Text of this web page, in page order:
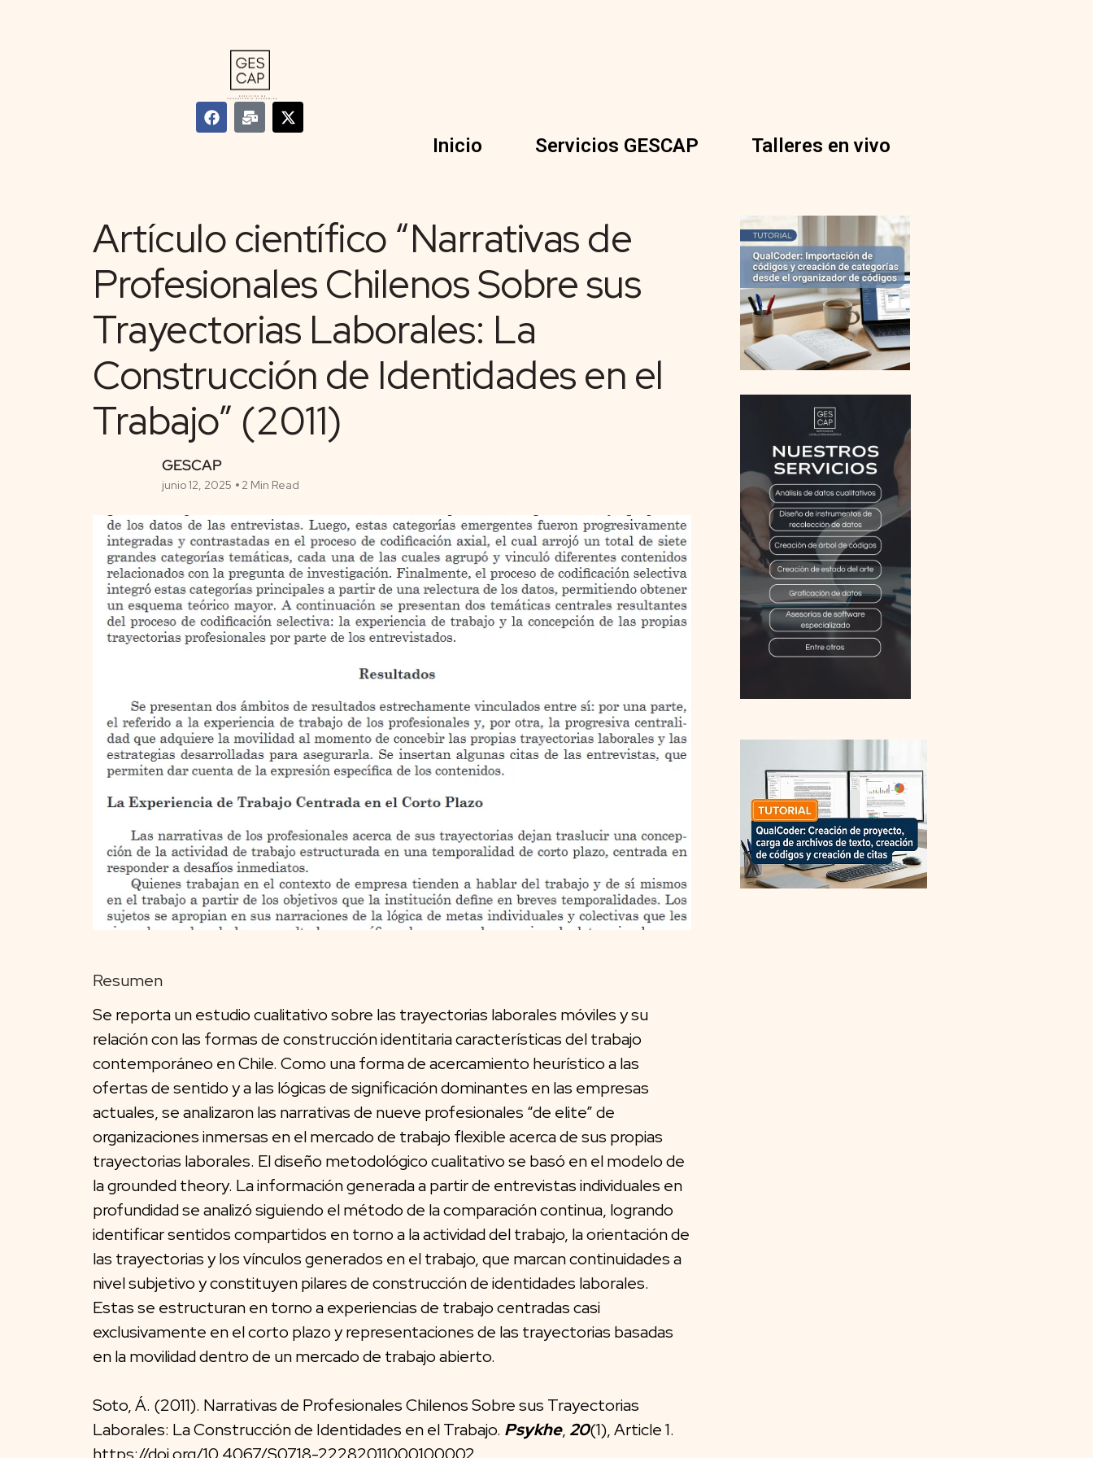
Inicio Servicios GESCAP Talleres en vivo
Artículo científico “Narrativas de
Profesionales Chilenos Sobre sus
Trayectorias Laborales: La
Construcción de Identidades en el
Trabajo” (2011)
GESCAP
junio 12, 2025 2 Min Read
Resumen
Se reporta un estudio cualitativo sobre las trayectorias laborales móviles y su
relación con las formas de construcción identitaria características del trabajo
contemporáneo en Chile. Como una forma de acercamiento heurístico a las
ofertas de sentido y a las lógicas de significación dominantes en las empresas
actuales, se analizaron las narrativas de nueve profesionales “de elite” de
organizaciones inmersas en el mercado de trabajo flexible acerca de sus propias
trayectorias laborales. El diseño metodológico cualitativo se basó en el modelo de
la grounded theory. La información generada a partir de entrevistas individuales en
profundidad se analizó siguiendo el método de la comparación continua, logrando
identificar sentidos compartidos en torno a la actividad del trabajo, la orientación de
las trayectorias y los vínculos generados en el trabajo, que marcan continuidades a
nivel subjetivo y constituyen pilares de construcción de identidades laborales.
Estas se estructuran en torno a experiencias de trabajo centradas casi
exclusivamente en el corto plazo y representaciones de las trayectorias basadas
en la movilidad dentro de un mercado de trabajo abierto.
Soto, Á. (2011). Narrativas de Profesionales Chilenos Sobre sus Trayectorias
Laborales: La Construcción de Identidades en el Trabajo. Psykhe, 20(1), Article 1.